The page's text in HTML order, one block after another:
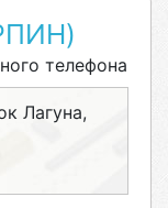
телефона
Лагуна,